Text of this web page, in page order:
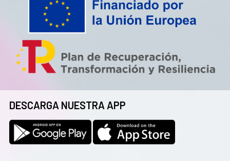
DESCARGA NUESTRA APP